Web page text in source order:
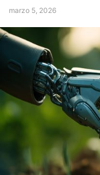
marzo 5, 2026